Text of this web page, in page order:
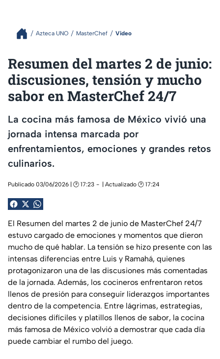
Azteca UNO MasterChef Video
Resumen del martes 2 de junio:
discusiones, tensión y mucho
sabor en MasterChef 24/7
La cocina más famosa de México vivió una
jornada intensa marcada por
enfrentamientos, emociones y grandes retos
culinarios.
Publicado 03/06/2026 | 🕑 17:23 | Actualizado 🕑 17:24
El Resumen del martes 2 de junio de MasterChef 24/7
estuvo cargado de emociones y momentos que dieron
mucho de qué hablar. La tensión se hizo presente con las
intensas diferencias entre Luis y Ramahá, quienes
protagonizaron una de las discusiones más comentadas
de la jornada. Además, los cocineros enfrentaron retos
llenos de presión para conseguir liderazgos importantes
dentro de la competencia. Entre lágrimas, estrategias,
decisiones difíciles y platillos llenos de sabor, la cocina
más famosa de México volvió a demostrar que cada día
puede cambiar el rumbo del juego.